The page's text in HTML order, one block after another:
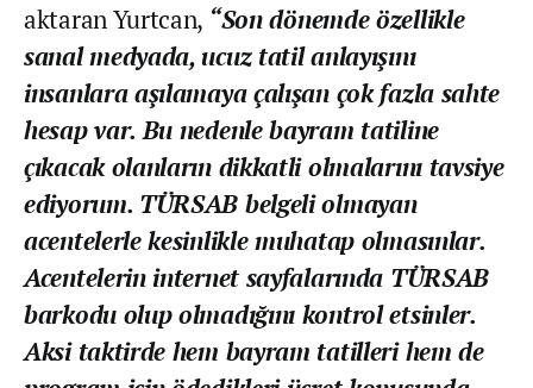
aktaran Yurtcan, “Son dönemde özellikle
sanal medyada, ucuz tatil anlayışını
insanlara aşılamaya çalışan çok fazla sahte
hesap var. Bu nedenle bayram tatiline
çıkacak olanların dikkatli olmalarını tavsiye
ediyorum. TÜRSAB belgeli olmayan
acentelerle kesinlikle muhatap olmasınlar.
Acentelerin internet sayfalarında TÜRSAB
barkodu olup olmadığını kontrol etsinler.
Aksi taktirde hem bayram tatilleri hem de